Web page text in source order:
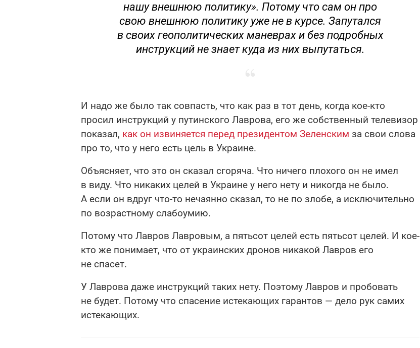
нашу внешнюю политику». Потому что сам он про
свою внешнюю политику уже не в курсе. Запутался
в своих геополитических маневрах и без подробных
инструкций не знает куда из них выпутаться.
И надо же было так совпасть, что как раз в тот день, когда кое-кто
просил инструкций у путинского Лаврова, его же собственный телевизор
показал, как он извиняется перед президентом Зеленским за свои слова
про то, что у него есть цель в Украине.
Объясняет, что это он сказал сгоряча. Что ничего плохого он не имел
в виду. Что никаких целей в Украине у него нету и никогда не было.
А если он вдруг что-то нечаянно сказал, то не по злобе, а исключительно
по возрастному слабоумию.
Потому что Лавров Лавровым, а пятьсот целей есть пятьсот целей. И кое-
кто же понимает, что от украинских дронов никакой Лавров его
не спасет.
У Лаврова даже инструкций таких нету. Поэтому Лавров и пробовать
не будет. Потому что спасение истекающих гарантов — дело рук самих
истекающих.